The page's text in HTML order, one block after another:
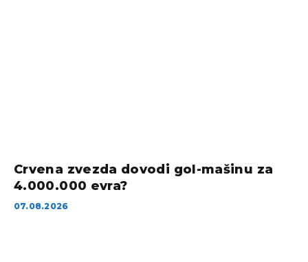
Crvena zvezda dovodi gol-mašinu za
4.000.000 evra?
07.08.2026